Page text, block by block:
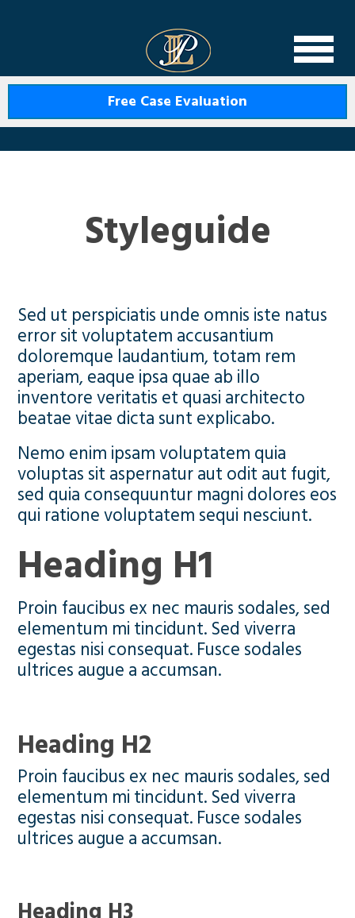
Free Case Evaluation
Styleguide
Sed ut perspiciatis unde omnis iste natus
error sit voluptatem accusantium
doloremque laudantium, totam rem
aperiam, eaque ipsa quae ab illo
inventore veritatis et quasi architecto
beatae vitae dicta sunt explicabo.
Nemo enim ipsam voluptatem quia
voluptas sit aspernatur aut odit aut fugit,
sed quia consequuntur magni dolores eos
qui ratione voluptatem sequi nesciunt.
Heading H1
Proin faucibus ex nec mauris sodales, sed
elementum mi tincidunt. Sed viverra
egestas nisi consequat. Fusce sodales
ultrices augue a accumsan.
Heading H2
Proin faucibus ex nec mauris sodales, sed
elementum mi tincidunt. Sed viverra
egestas nisi consequat. Fusce sodales
ultrices augue a accumsan.